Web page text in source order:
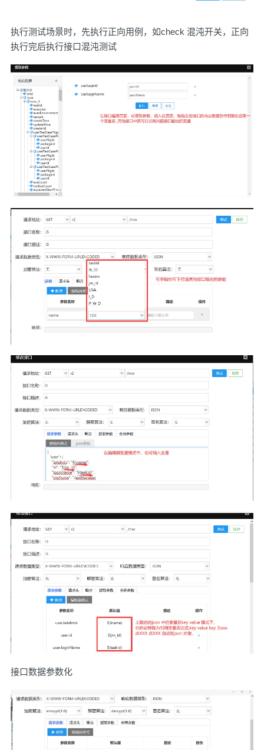
执行测试场景时，先执行正向用例，如check 混沌开关，正向
执行完后执行接口混沌测试
接口数据参数化